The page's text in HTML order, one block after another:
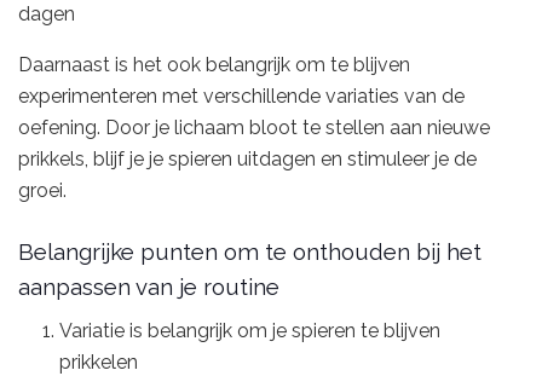
dagen
Daarnaast is het ook belangrijk om te blijven
experimenteren met verschillende variaties van de
oefening. Door je lichaam bloot te stellen aan nieuwe
prikkels, blijf je je spieren uitdagen en stimuleer je de
groei.
Belangrijke punten om te onthouden bij het
aanpassen van je routine
Variatie is belangrijk om je spieren te blijven
prikkelen